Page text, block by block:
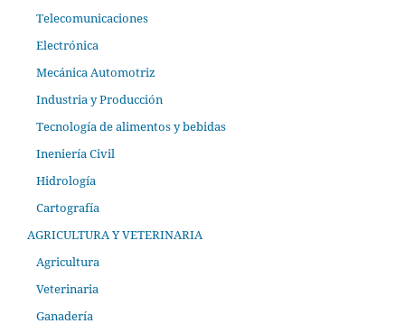
Telecomunicaciones
Electrónica
Mecánica Automotriz
Industria y Producción
Tecnología de alimentos y bebidas
Ineniería Civil
Hidrología
Cartografía
AGRICULTURA Y VETERINARIA
Agricultura
Veterinaria
Ganadería